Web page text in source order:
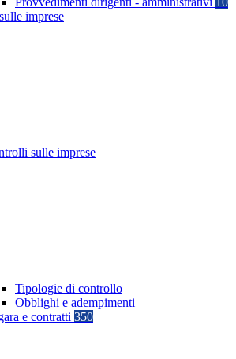
imprese
sulle imprese
Tipologie di controllo
Obblighi e adempimenti
e contratti 350